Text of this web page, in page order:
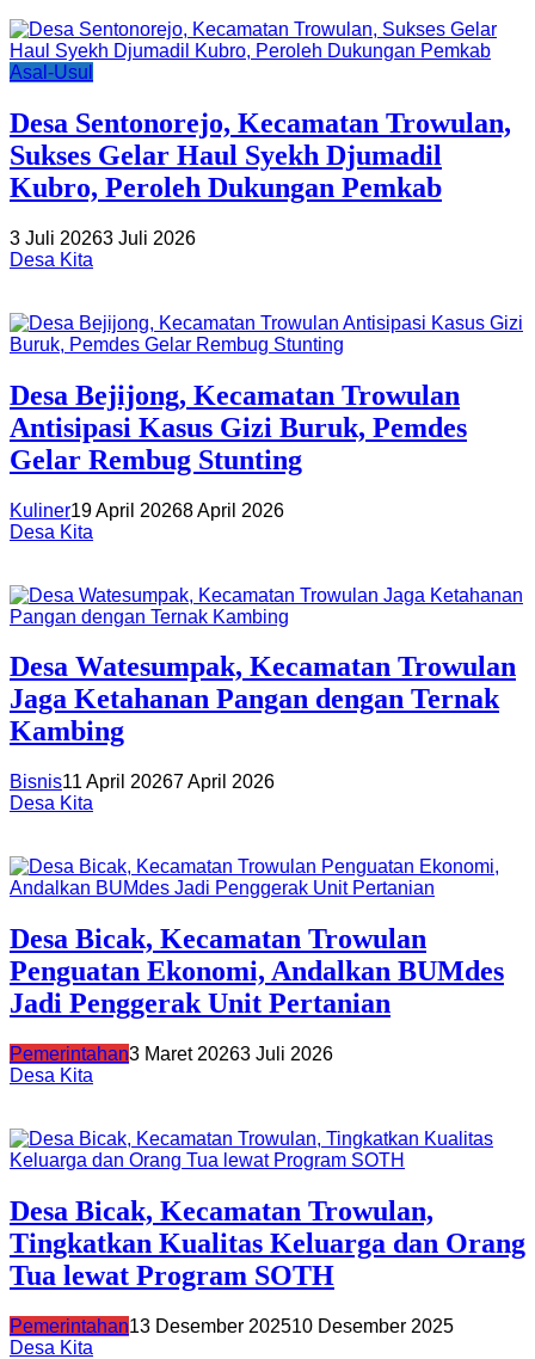
Asal-Usul
Desa Sentonorejo, Kecamatan Trowulan,
Sukses Gelar Haul Syekh Djumadil
Kubro, Peroleh Dukungan Pemkab
3 Juli 20263 Juli 2026
Desa Kita
Desa Bejijong, Kecamatan Trowulan
Antisipasi Kasus Gizi Buruk, Pemdes
Gelar Rembug Stunting
Kuliner19 April 20268 April 2026
Desa Kita
Desa Watesumpak, Kecamatan Trowulan
Jaga Ketahanan Pangan dengan Ternak
Kambing
Bisnis11 April 20267 April 2026
Desa Kita
Desa Bicak, Kecamatan Trowulan
Penguatan Ekonomi, Andalkan BUMdes
Jadi Penggerak Unit Pertanian
Pemerintahan3 Maret 20263 Juli 2026
Desa Kita
Desa Bicak, Kecamatan Trowulan,
Tingkatkan Kualitas Keluarga dan Orang
Tua lewat Program SOTH
Pemerintahan13 Desember 202510 Desember 2025
Desa Kita